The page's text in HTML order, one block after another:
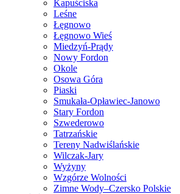
Kapuściska
Leśne
Łęgnowo
Łęgnowo Wieś
Miedzyń-Prądy
Nowy Fordon
Okole
Osowa Góra
Piaski
Smukała-Opławiec-Janowo
Stary Fordon
Szwederowo
Tatrzańskie
Tereny Nadwiślańskie
Wilczak-Jary
Wyżyny
Wzgórze Wolności
Zimne Wody–Czersko Polskie